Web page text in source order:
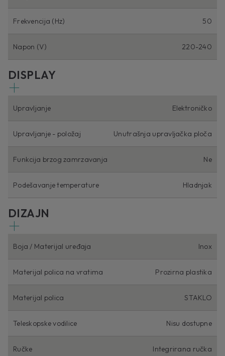
Frekvencija (Hz) 50
Napon (V) 220-240
DISPLAY
Upravljanje Elektroničko
Upravljanje - položaj Unutrašnja upravljačka ploča
Funkcija brzog zamrzavanja Ne
Podešavanje temperature Hladnjak
DIZAJN
Boja / Materijal uređaja Inox
Materijal polica na vratima Prozirna plastika
Materijal polica STAKLO
Teleskopske vodilice Nisu dostupne
Ručke Integrirana ručka